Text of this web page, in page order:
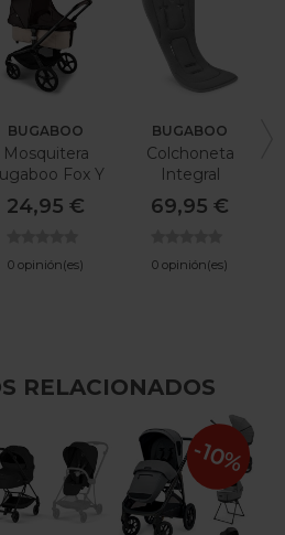
BUGABOO
Mosquitera
Fox Y
Bugaboo
Donkey
24,95 €
0 opinión(es)
BUGABOO
Colchoneta
Integral
Ventilada
Bugaboo Fox 5
69,95 €
0 opinión(es)
RELACIONADOS
-10%